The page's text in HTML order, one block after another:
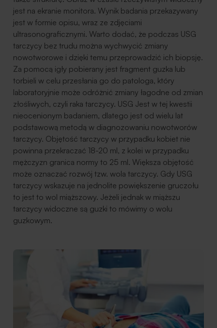
jest na ekranie monitora. Wynik badania przekazywany
jest w formie opisu, wraz ze zdjęciami
ultrasonograficznymi. Warto dodać, że podczas USG
tarczycy bez trudu można wychwycić zmiany
nowotworowe i dzięki temu przeprowadzić ich biopsję.
Za pomocą igły pobierany jest fragment guzka lub
torbieli w celu przesłania go do patologa, który
laboratoryjnie może odróżnić zmiany łagodne od zmian
złośliwych, czyli raka tarczycy. USG Jest w tej kwestii
nieocenionym badaniem, dlatego jest od wielu lat
podstawową metodą w diagnozowaniu nowotworów
tarczycy. Objętość tarczycy w przypadku kobiet nie
powinna przekraczać 18-20 ml, z kolei w przypadku
mężczyzn granica normy to 25 ml. Większa objętość
może oznaczać rozwój tzw. wola tarczycy. Gdy USG
tarczycy wskazuje na jednolite powiększenie gruczołu
to jest to wol miąższowy. Jeżeli jednak w miąższu
tarczycy widoczne są guzki to mówimy o wolu
guzkowym.